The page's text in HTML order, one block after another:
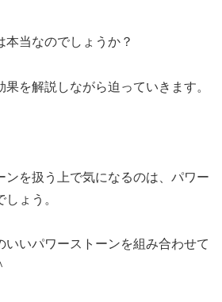
本当なのでしょうか？
を解説しながら迫っていきます。
ンを扱う上で気になるのは、パワー
ょう。
いいパワーストーンを組み合わせて